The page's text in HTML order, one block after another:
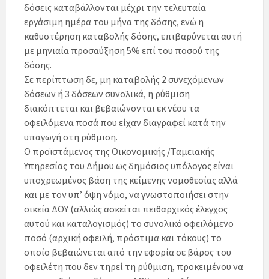
δόσεις καταβάλλονται μέχρι την τελευταία
εργάσιμη ημέρα του μήνα της δόσης, ενώ η
καθυστέρηση καταβολής δόσης, επιβαρύνεται αυτή
με μηνιαία προσαύξηση 5% επί του ποσού της
δόσης.
Σε περίπτωση δε, μη καταβολής 2 συνεχόμενων
δόσεων ή 3 δόσεων συνολικά, η ρύθμιση
διακόπτεται και βεβαιώνονται εκ νέου τα
οφειλόμενα ποσά που είχαν διαγραφεί κατά την
υπαγωγή στη ρύθμιση.
Ο προϊστάμενος της Οικονομικής /Ταμειακής
Υπηρεσίας του Δήμου ως δημόσιος υπόλογος είναι
υποχρεωμένος βάση της κείμενης νομοθεσίας αλλά
και με τον υπ’ όψη νόμο, να γνωστοποιήσει στην
οικεία ΔΟΥ (αλλιώς ασκείται πειθαρχικός έλεγχος
αυτού και καταλογισμός) το συνολικό οφειλόμενο
ποσό (αρχική οφειλή, πρόστιμα και τόκους) το
οποίο βεβαιώνεται από την εφορία σε βάρος του
οφειλέτη που δεν τηρεί τη ρύθμιση, προκειμένου να